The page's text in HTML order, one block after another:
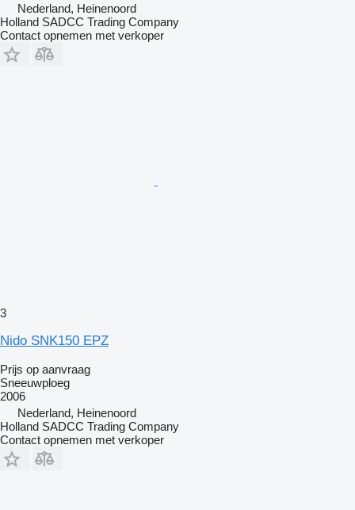
Nederland, Heinenoord
Holland SADCC Trading Company
Contact opnemen met verkoper
3
Nido SNK150 EPZ
Prijs op aanvraag
Sneeuwploeg
2006
Nederland, Heinenoord
Holland SADCC Trading Company
Contact opnemen met verkoper